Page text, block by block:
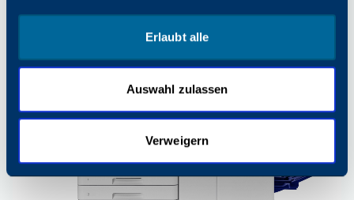
Erlaubt alle
Auswahl zulassen
Verweigern